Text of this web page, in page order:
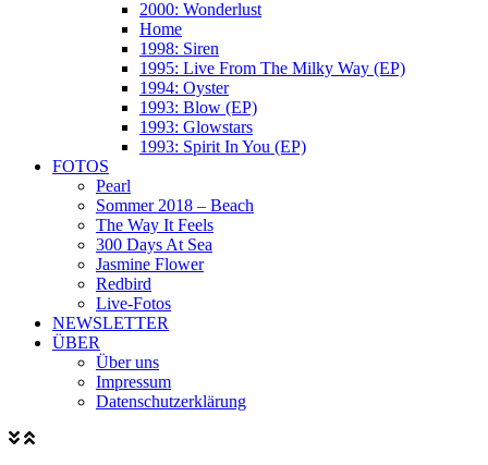
2000: Wonderlust
Home
1998: Siren
1995: Live From The Milky Way (EP)
1994: Oyster
1993: Blow (EP)
1993: Glowstars
1993: Spirit In You (EP)
FOTOS
Pearl
Sommer 2018 – Beach
The Way It Feels
300 Days At Sea
Jasmine Flower
Redbird
Live-Fotos
NEWSLETTER
ÜBER
Über uns
Impressum
Datenschutzerklärung